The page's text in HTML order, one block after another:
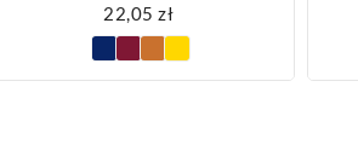
22,05zł